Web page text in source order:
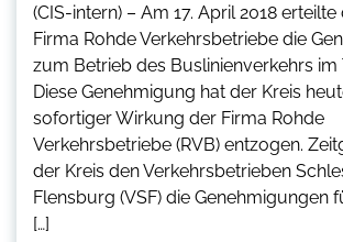
(CIS-intern) – Am 17. April 2018
Firma Rohde Verkehrsbetriebe die
zum Betrieb des Buslinienverkehrs im
Diese Genehmigung hat der Kreis
sofortiger Wirkung der Firma Rohde
Verkehrsbetriebe (RVB) entzogen.
der Kreis den Verkehrsbetrieben
Flensburg (VSF) die Genehmigungen
[…]